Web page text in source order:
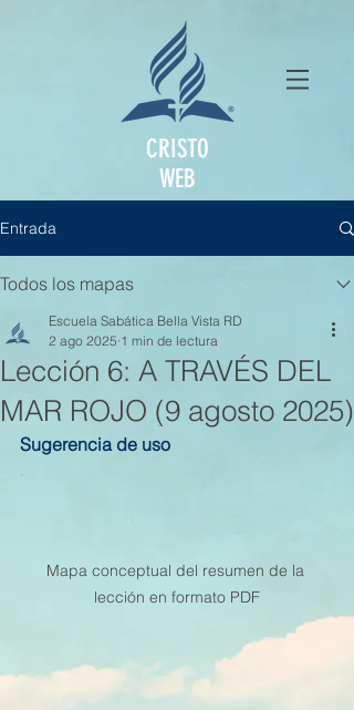
CRISTO
WEB
Entrada
Todos los mapas
Lección 6: A TRAVÉS DEL
MAR ROJO (9 agosto 2025)
Escuela Sabática Bella Vista RD
2 ago 2025 1 min de lectura
Sugerencia de uso
Mapa conceptual del resumen de la
lección en formato PDF